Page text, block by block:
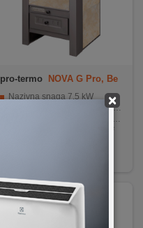
×
pro-termo
NOVA G Pro, Be
Nazivna snaga 7,5 kW
Promjer dimovodne cijevi Ø 120 mm
Toplinski kapacitet 30-50 m²